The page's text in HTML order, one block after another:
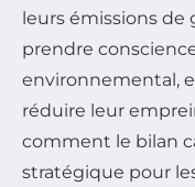
leurs émissions de
prendre
environnemental,
réduire leur
comment le bilan
stratégique pour